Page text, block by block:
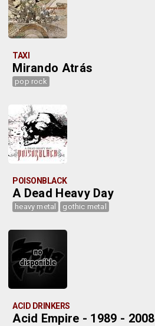
TAXI
Mirando Atrás
pop rock
POISONBLACK
A Dead Heavy Day
heavy metal gothic metal
ACID DRINKERS
Acid Empire - 1989 - 2008